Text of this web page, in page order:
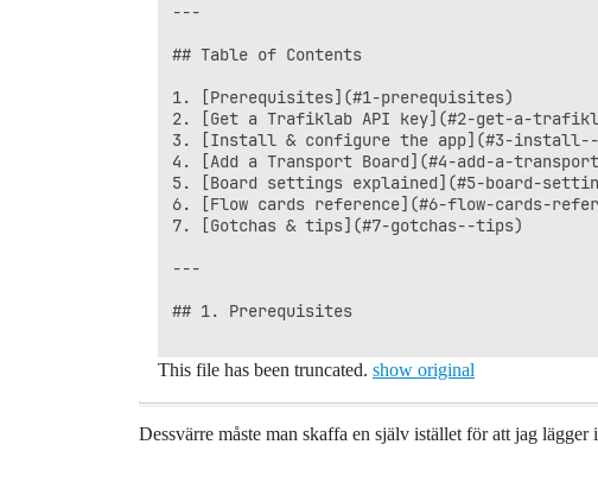
---
## Table of Contents
1. [Prerequisites](#1-prerequisites)
2. [Get a Trafiklab API key](#2-get-a-
3. [Install & configure the app](#3-install--
4. [Add a Transport Board](#4-add-a-
5. [Board settings explained](#5-board-
6. [Flow cards reference](#6-flow-cards-
7. [Gotchas & tips](#7-gotchas--tips)
---
## 1. Prerequisites
This file has been truncated. show original
Dessvärre måste man skaffa en själv istället för att jag